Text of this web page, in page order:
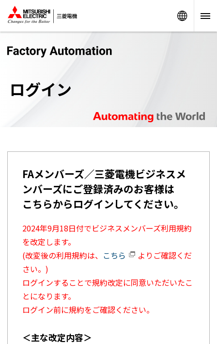
ログイン
FAメンバーズ／三菱電機ビジネスメ
ンバーズにご登録済みのお客様は
こちらからログインしてください。
2024年9月18日付でビジネスメンバーズ利用規約
を改定します。
(改変後の利用規約は、 こちら
よりご確認くだ
さい。)
ログインすることで規約改定に同意いただいたこ
とになります。
ログイン前に規約をご確認ください。
＜主な改定内容＞